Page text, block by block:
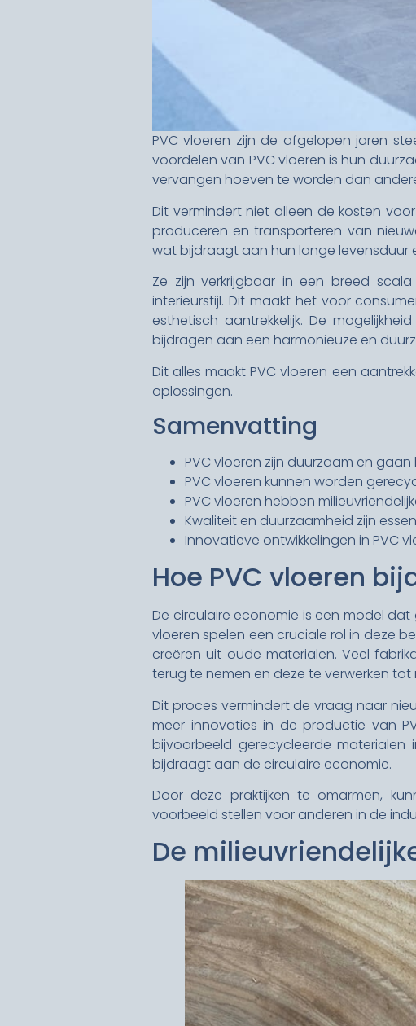
PVC vloeren zijn de afgelopen jaren
voordelen van PVC vloeren is hun
vervangen hoeven te worden dan
Dit vermindert niet alleen de kosten
produceren en transporteren van
wat bijdraagt aan hun lange levensduur
Ze zijn verkrijgbaar in een breed
interieurstijl. Dit maakt het voor
esthetisch aantrekkelijk. De
bijdragen aan een harmonieuze en
Dit alles maakt PVC vloeren een
oplossingen.
Samenvatting
PVC vloeren zijn duurzaam en
PVC vloeren kunnen worden
PVC vloeren hebben
Kwaliteit en duurzaamheid zijn
Innovatieve ontwikkelingen in PVC
Hoe PVC vloeren
De circulaire economie is een model dat
vloeren spelen een cruciale rol in deze
creëren uit oude materialen. Veel
terug te nemen en deze te verwerken
Dit proces vermindert de vraag naar
meer innovaties in de productie van
bijvoorbeeld gerecycleerde
bijdraagt aan de circulaire economie.
Door deze praktijken te omarmen,
voorbeeld stellen voor anderen in de
De